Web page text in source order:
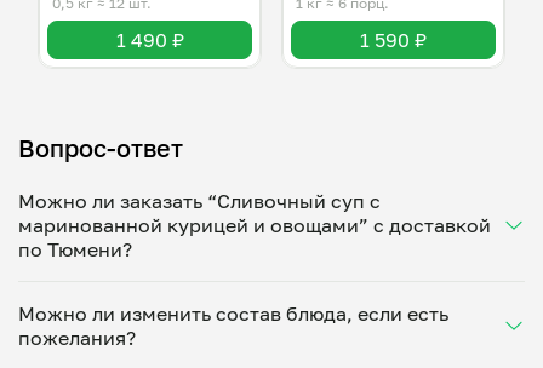
1 490 ₽ 1 590 ₽
Вопрос-ответ
Можно ли заказать “Сливочный суп с
маринованной курицей и овощами” с доставкой
по Тюмени?
Укажите удобное время — и получите свежее
домашнее блюдо в большой порции прямо с плиты.
Можно ли изменить состав блюда, если есть
пожелания?